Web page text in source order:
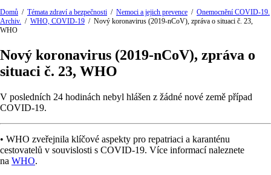
Domů / Témata zdraví a bezpečnosti / Nemoci a jejich prevence / Onemocnění COVID-19.
Archiv. / WHO, COVID-19 / Nový koronavirus (2019-nCoV), zpráva o situaci č. 23,
WHO
Nový koronavirus (2019-nCoV), zpráva o
situaci č. 23, WHO
V posledních 24 hodinách nebyl hlášen z žádné nové země případ
COVID-19.
• WHO zveřejnila klíčové aspekty pro repatriaci a karanténu
cestovatelů v souvislosti s COVID-19. Více informací naleznete
na WHO.